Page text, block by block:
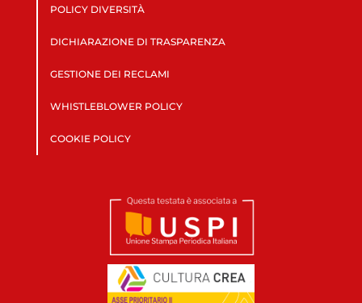
POLICY DIVERSITÀ
DICHIARAZIONE DI TRASPARENZA
GESTIONE DEI RECLAMI
WHISTLEBLOWER POLICY
COOKIE POLICY